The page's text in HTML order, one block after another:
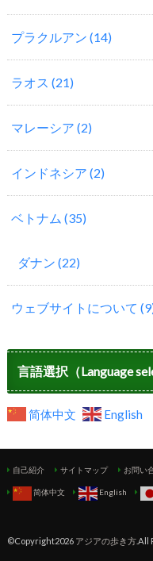
プラクルアン (14)
ラオス (21)
マレーシア (2)
インドネシア (2)
ベトナム (35)
ダナン (22)
ウェブサイトについて
言語選択（Language
简体中文 English
自己紹介 サイトマップ お問い
简体中文 English
©Copyright2026 アジアの歩き方.All